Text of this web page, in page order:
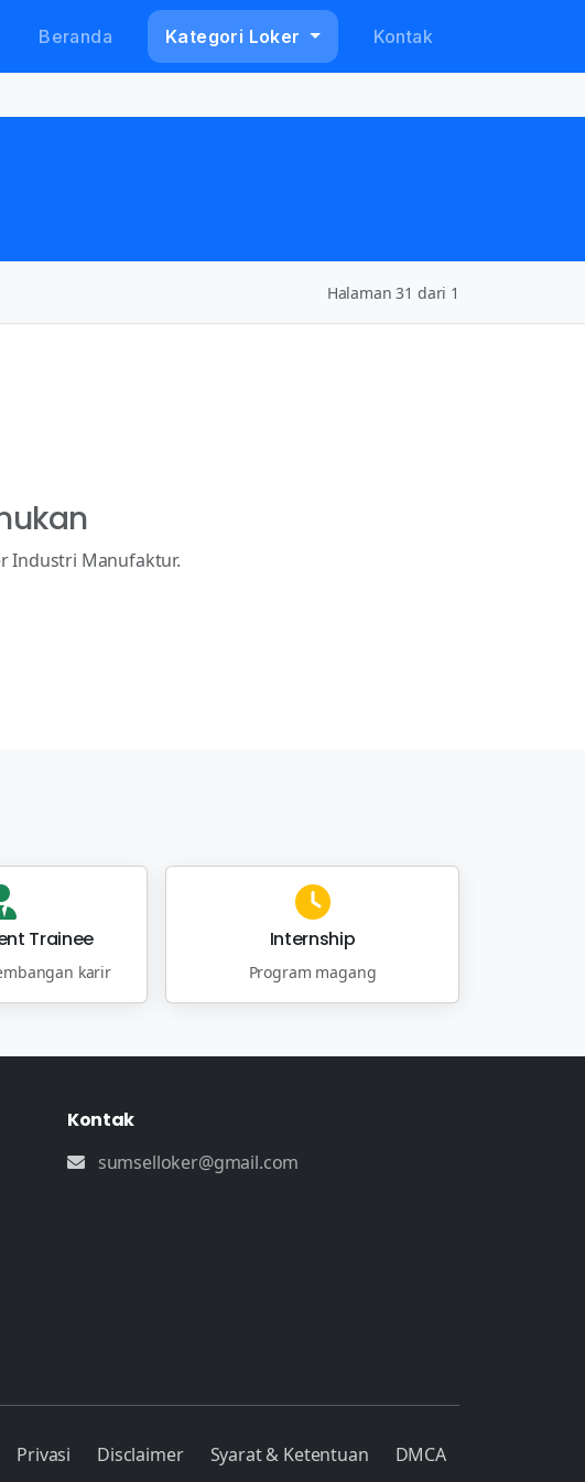
Beranda Kategori Loker Kontak
Halaman 31 dari 1
Industri Manufaktur.
Trainee
karir
Internship
Program magang
Kontak
sumselloker@gmail.com
Privasi Disclaimer Syarat & Ketentuan DMCA